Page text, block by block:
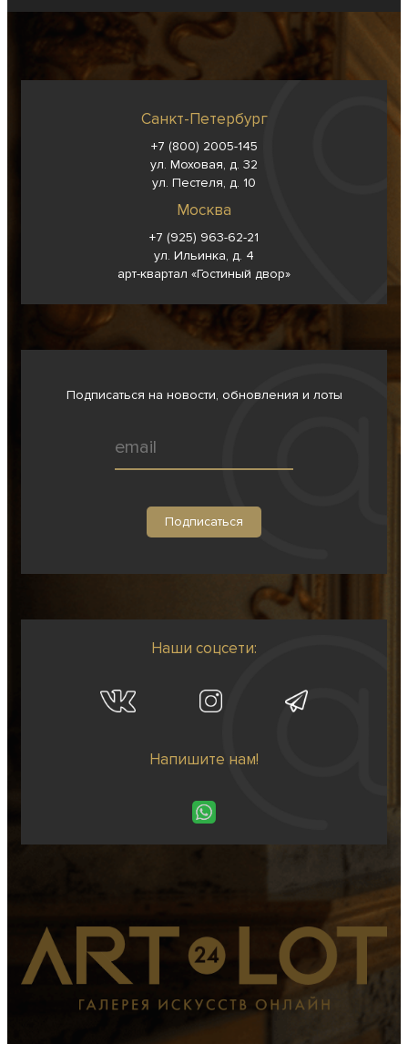
Санкт-Петербург
+7 (800) 2005-145
ул. Моховая, д. 32
ул. Пестеля, д. 10
Москва
+7 (925) 963-62-21
ул. Ильинка, д. 4
арт-квартал «Гостиный двор»
Подписаться на новости, обновления и лоты
Наши соцсети:
Напишите нам!